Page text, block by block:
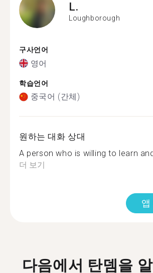
L.
Loughborough
구사언어
영어
학습언어
중국어 (간체)
원하는 대화 상대
A person who is willing to learn
더 보기
앱
다음에서 탄뎀을